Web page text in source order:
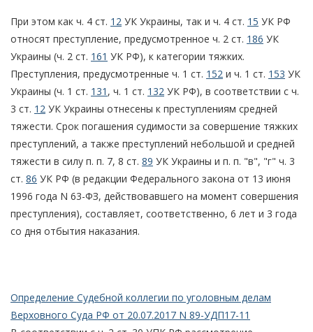
При этом как ч. 4 ст. 12 УК Украины, так и ч. 4 ст. 15 УК РФ
относят преступление, предусмотренное ч. 2 ст. 186 УК
Украины (ч. 2 ст. 161 УК РФ), к категории тяжких.
Преступления, предусмотренные ч. 1 ст. 152 и ч. 1 ст. 153 УК
Украины (ч. 1 ст. 131 , ч. 1 ст. 132 УК РФ), в соответствии с ч.
3 ст. 12 УК Украины отнесены к преступлениям средней
тяжести. Срок погашения судимости за совершение тяжких
преступлений, а также преступлений небольшой и средней
тяжести в силу п. п. 7, 8 ст. 89 УК Украины и п. п. "в", "г" ч. 3
ст. 86 УК РФ (в редакции Федерального закона от 13 июня
1996 года N 63-ФЗ, действовавшего на момент совершения
преступления), составляет, соответственно, 6 лет и 3 года
со дня отбытия наказания.
Определение Судебной коллегии по уголовным делам
Верховного Суда РФ от 20.07.2017 N 89-УДП17-11